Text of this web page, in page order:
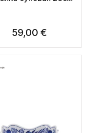
59,00 €